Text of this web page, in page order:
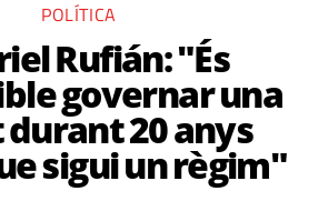
POLÍTICA
Rufián: "És
governar una
20 anys
sigui un règim"